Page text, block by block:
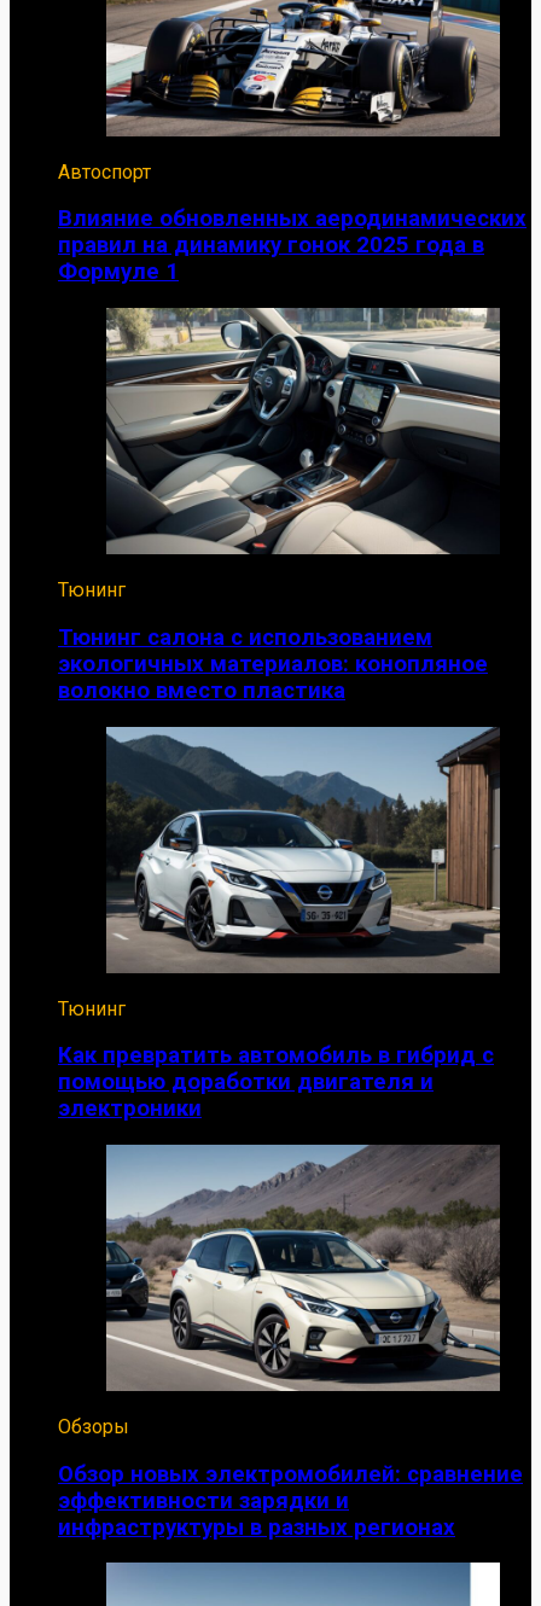
Автоспорт
Влияние обновленных аеродинамических
правил на динамику гонок 2025 года в
Формуле 1
Тюнинг
Тюнинг салона с использованием
экологичных материалов: конопляное
волокно вместо пластика
Тюнинг
Как превратить автомобиль в гибрид с
помощью доработки двигателя и
электроники
Обзоры
Обзор новых электромобилей: сравнение
эффективности зарядки и
инфраструктуры в разных регионах